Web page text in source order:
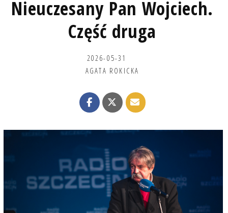
Nieuczesany Pan Wojciech.
Część druga
2026-05-31
AGATA ROKICKA